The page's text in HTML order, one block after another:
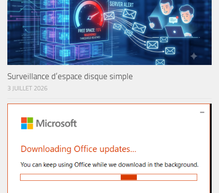
Surveillance d’espace disque simple
3 JUILLET 2026